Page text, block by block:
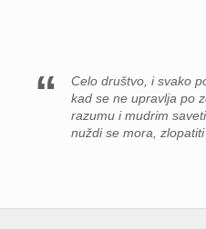
Celo društvo, i svako
kad se ne upravlja po
razumu i mudrim
nuždi se mora,